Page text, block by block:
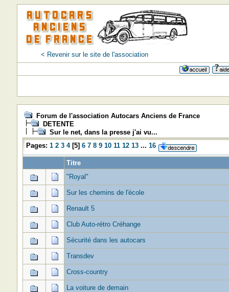
< Revenir sur le site de l'association
Forum de l'association Autocars Anciens de France
DETENTE
Sur le net, dans la presse j'ai vu...
Pages: 1 2 3 4[5] 6 7 8 9 10 11 12 13 ... 16
Titre
"Royal"
Sur les chemins de l'école
Renault 5
Club Auto-rétro Créhange
Sécurité dans les autocars
Transdev
Cross-country
La voiture de demain